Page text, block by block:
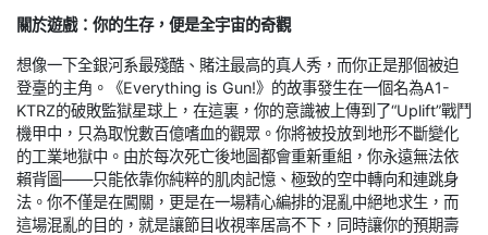
關於遊戲：你的生存，便是全宇宙的奇觀
想像一下全銀河系最殘酷、賭注最高的真人秀，而你正是那個被迫
登臺的主角。《Everything is Gun!》的故事發生在一個名為A1-
KTRZ的破敗監獄星球上，在這裏，你的意識被上傳到了“Uplift”戰鬥
機甲中，只為取悅數百億嗜血的觀眾。你將被投放到地形不斷變化
的工業地獄中。由於每次死亡後地圖都會重新重組，你永遠無法依
賴背圖——只能依靠你純粹的肌肉記憶、極致的空中轉向和連跳身
法。你不僅是在闖關，更是在一場精心編排的混亂中絕地求生，而
這場混亂的目的，就是讓節目收視率居高不下，同時讓你的預期壽